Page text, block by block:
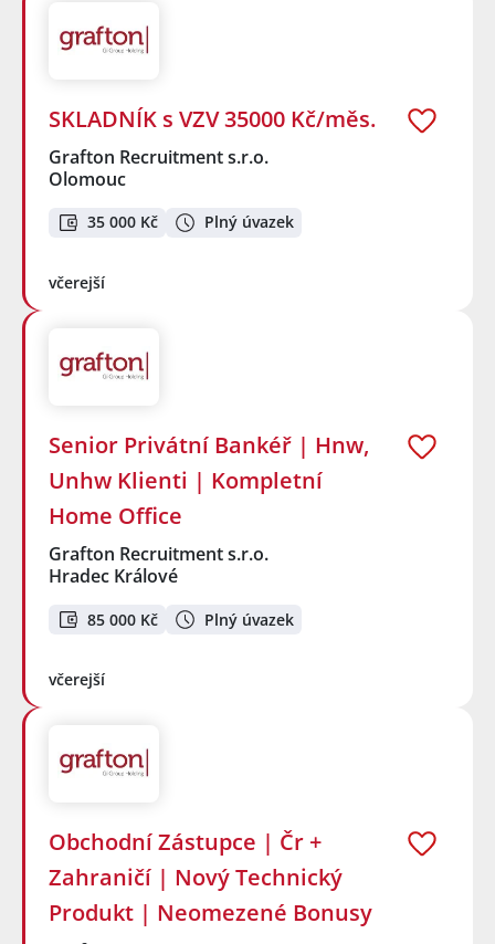
SKLADNÍK s VZV 35000 Kč/měs.
Grafton Recruitment s.r.o.
Olomouc
35 000 Kč Plný úvazek
včerejší
Senior Privátní Bankéř | Hnw,
Unhw Klienti | Kompletní
Home Office
Grafton Recruitment s.r.o.
Hradec Králové
85 000 Kč Plný úvazek
včerejší
Obchodní Zástupce | Čr +
Zahraničí | Nový Technický
Produkt | Neomezené Bonusy